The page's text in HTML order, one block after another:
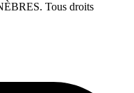
Tous droits